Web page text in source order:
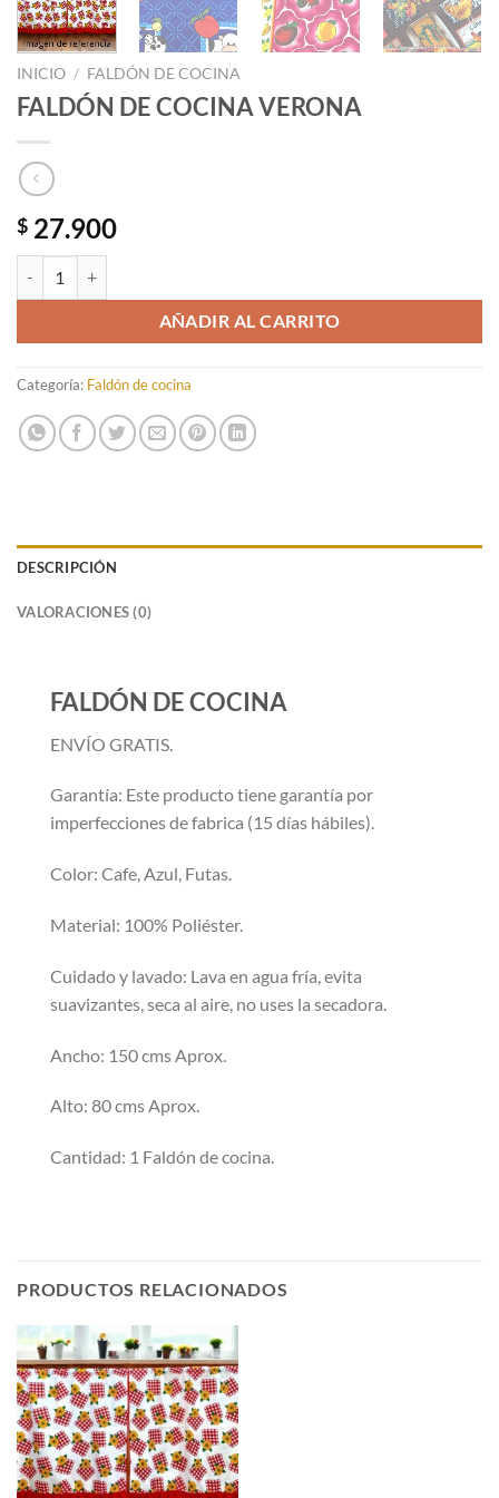
INICIO / FALDÓN DE COCINA
FALDÓN DE COCINA VERONA
$ 27.900
AÑADIR AL CARRITO
Categoría: Faldón de cocina
DESCRIPCIÓN
VALORACIONES (0)
FALDÓN DE COCINA
ENVÍO GRATIS.
Garantía: Este producto tiene garantía por
imperfecciones de fabrica (15 días hábiles).
Color: Cafe, Azul, Futas.
Material: 100% Poliéster.
Cuidado y lavado: Lava en agua fría, evita
suavizantes, seca al aire, no uses la secadora.
Ancho: 150 cms Aprox.
Alto: 80 cms Aprox.
Cantidad: 1 Faldón de cocina.
PRODUCTOS RELACIONADOS